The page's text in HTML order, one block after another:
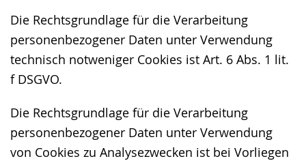
Die Rechtsgrundlage für die Verarbeitung
personenbezogener Daten unter Verwendung
technisch notweniger Cookies ist Art. 6 Abs. 1 lit.
f DSGVO.
Die Rechtsgrundlage für die Verarbeitung
personenbezogener Daten unter Verwendung
von Cookies zu Analysezwecken ist bei Vorliegen